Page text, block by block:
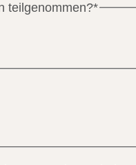
teilgenommen?*